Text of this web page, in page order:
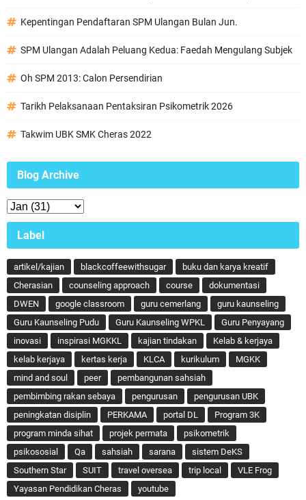
Kepentingan Pendaftaran SPM Ulangan Bulan Jun.
SPM Ulangan Adalah Peluang Kedua: Faedah Mengulang Subjek
Oh SPM 2013: Calon Persendirian
Tarikh Pelaksanaan Pentaksiran Psikometrik 2026
Takwim UBK SMK Cheras 2022
Blog Archive
Label
artikel/kajian blackcoffeewithsugar
buku dan karya kreatif
Cherasian
counseling approach course
dokumentasi
DWEN
google classroom guru cemerlang
guru kaunseling
Guru Kaunseling Pudu
Guru Kaunseling WPKL
Guru Penyayang
inovasi
inspirasi MGKKL kajian tindakan
Kelab & kerjaya
kelab kerjaya
kertas kerja KLCA kurikulum
MGKK
mind and soul
peer
pembangunan sahsiah
pembimbing rakan sebaya
pengurusan
pengurusan UBK
peningkatan disiplin
PERKAMA portal DL
Program 3K
program minda sihat
projek permata
psikometrik
psikososial
Qa sahsiah sarana
sistem DeKS
Southern Star
SUIT travel oversea trip local
VLE Frog
Yayasan Pendidikan Cheras
youtube